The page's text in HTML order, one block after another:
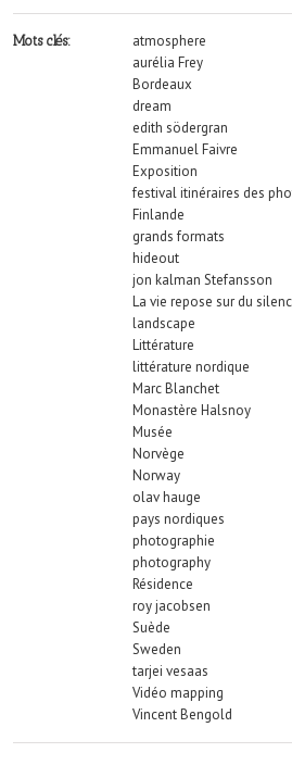
Mots clés:
atmosphere
aurélia Frey
Bordeaux
dream
edith södergran
Emmanuel Faivre
Exposition
festival itinéraires des
Finlande
grands formats
hideout
jon kalman Stefansson
La vie repose sur du
landscape
Littérature
littérature nordique
Marc Blanchet
Monastère Halsnoy
Musée
Norvège
Norway
olav hauge
pays nordiques
photographie
photography
Résidence
roy jacobsen
Suède
Sweden
tarjei vesaas
Vidéo mapping
Vincent Bengold